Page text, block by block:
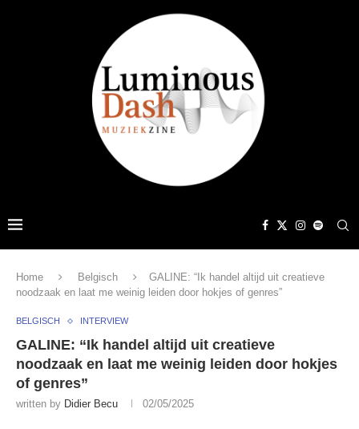
Home Belgisch
GALINE: “Ik handel altijd uit creatieve
noodzaak en laat me weinig leiden door hokjes of genres”
BELGISCH INTERVIEW
GALINE: “Ik handel altijd uit creatieve
noodzaak en laat me weinig leiden door hokjes
of genres”
written by Didier Becu 02/05/2025